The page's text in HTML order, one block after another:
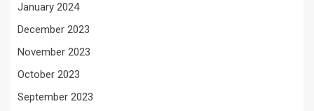
January 2024
December 2023
November 2023
October 2023
September 2023